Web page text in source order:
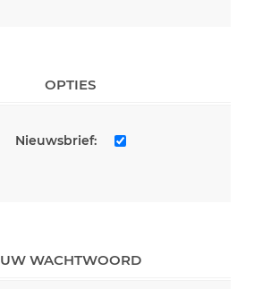
OPTIES
Nieuwsbrief:
UW WACHTWOORD